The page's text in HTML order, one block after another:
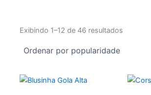
Exibindo 1–12 de 46 resultados